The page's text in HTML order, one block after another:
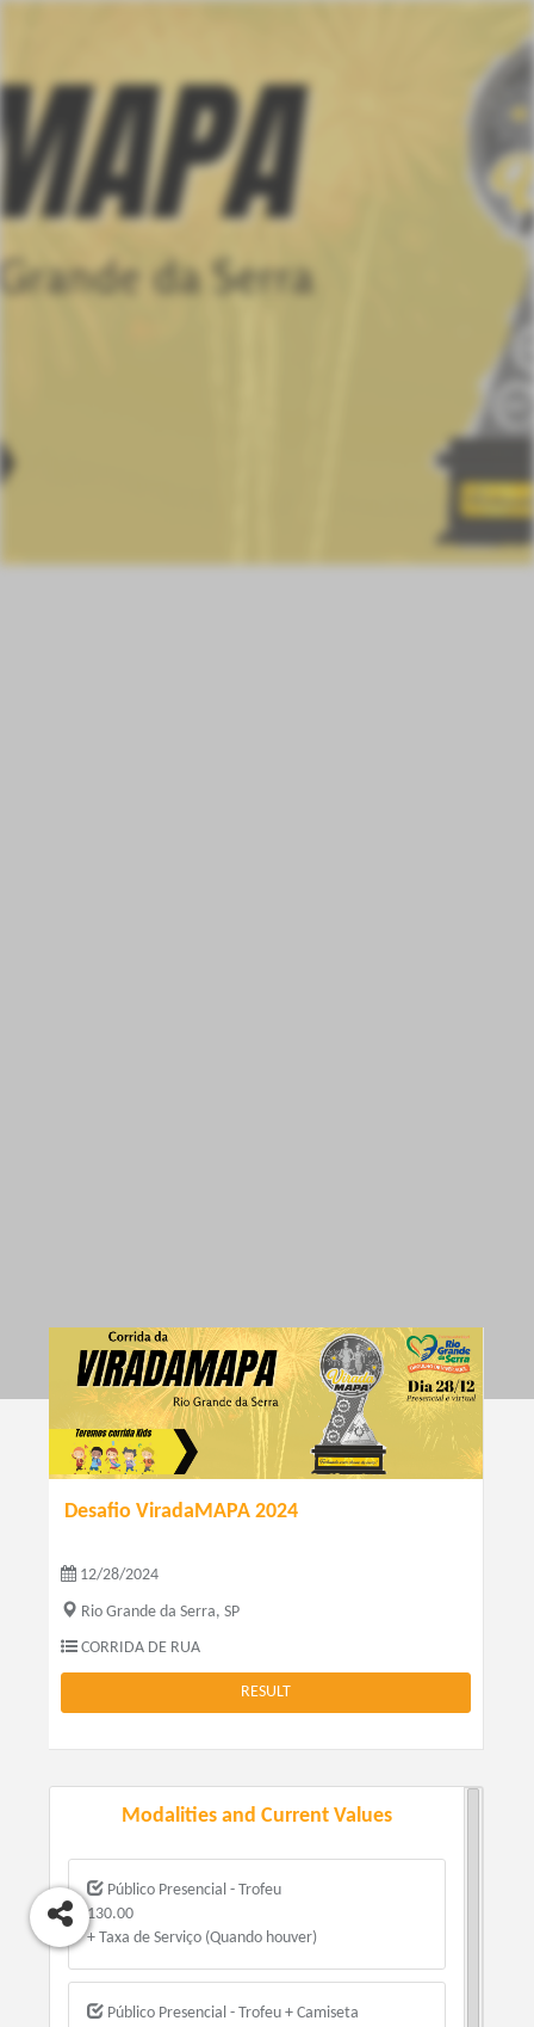
Desafio ViradaMAPA 2024
12/28/2024
Rio Grande da Serra, SP
CORRIDA DE RUA
RESULT
Modalities and Current Values
Público Presencial - Trofeu
130.00
+ Taxa de Serviço (Quando houver)
Público Presencial - Trofeu + Camiseta